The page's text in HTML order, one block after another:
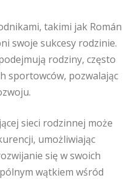
takimi jak Román
swoje sukcesy rodzinie.
rodziny, często
sportowców, pozwalając
sieci rodzinnej może
umożliwiając
się w swoich
wątkiem wśród